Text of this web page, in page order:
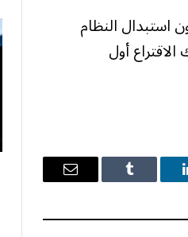
1946، حين اختار الإيطاليون استبدال النظام
أول
Tumblr
البريد